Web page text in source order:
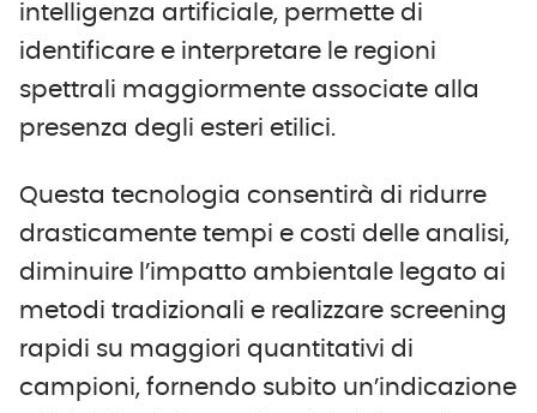
intelligenza artificiale, permette di
identificare e interpretare le regioni
spettrali maggiormente associate alla
presenza degli esteri etilici.
Questa tecnologia consentirà di ridurre
drasticamente tempi e costi delle analisi,
diminuire l’impatto ambientale legato ai
metodi tradizionali e realizzare screening
rapidi su maggiori quantitativi di
campioni, fornendo subito un’indicazione